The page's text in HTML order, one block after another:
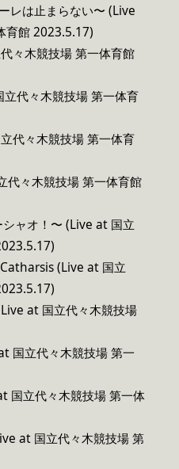
レは止まらない〜 (Live
育館 2023.5.17)
々木競技場 第一体育館
代々木競技場 第一体育
代々木競技場 第一体育
代々木競技場 第一体育館
ャオ！〜 (Live at 国立
(Live at 国立
at 国立代々木競技場
国立代々木競技場 第一
国立代々木競技場 第一体
at 国立代々木競技場 第